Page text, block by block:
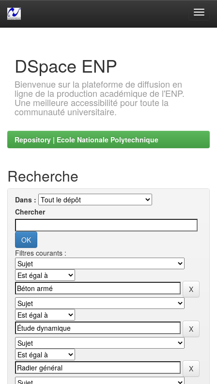
DSpace ENP
Bienvenue sur la plateforme de diffusion en
ligne de la production académique de l'ENP.
Une meilleure accessibilité pour toute la
communauté universitaire.
Repository | Ecole Nationale Polytechnique
Recherche
Dans :
Chercher
Filtres courants :